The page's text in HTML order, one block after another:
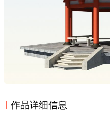
作品详细信息